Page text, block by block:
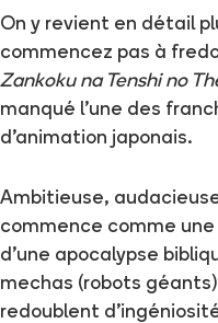
On y revient en détail
commencez pas à
Zankoku na Tenshi no
manqué l’une des
d’animation japonais.
Ambitieuse,
commence comme une
d’une apocalypse
mechas (robots
redoublent